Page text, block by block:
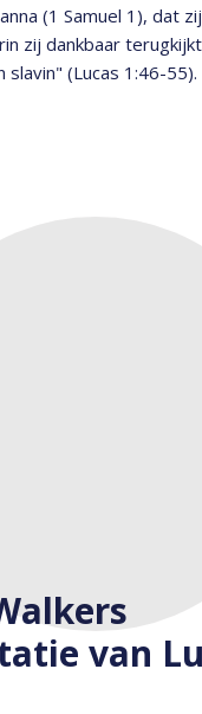
(1 Samuel 1), dat
zij dankbaar
slavin" (Lucas 1:46-55).
van